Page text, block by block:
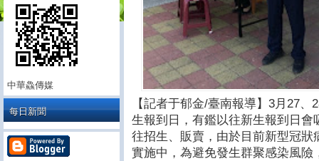
【記者于郁金/臺南報導】3月27
生報到日，有鑑以往新生報到日
往招生、販賣，由於目前新型冠
實施中，為避免發生群聚感染風
中華鱻傳媒
每日新聞